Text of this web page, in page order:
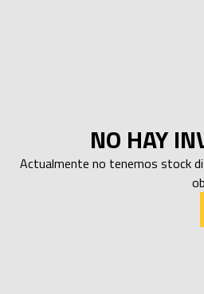
NO HAY
Actualmente no tenemos stock